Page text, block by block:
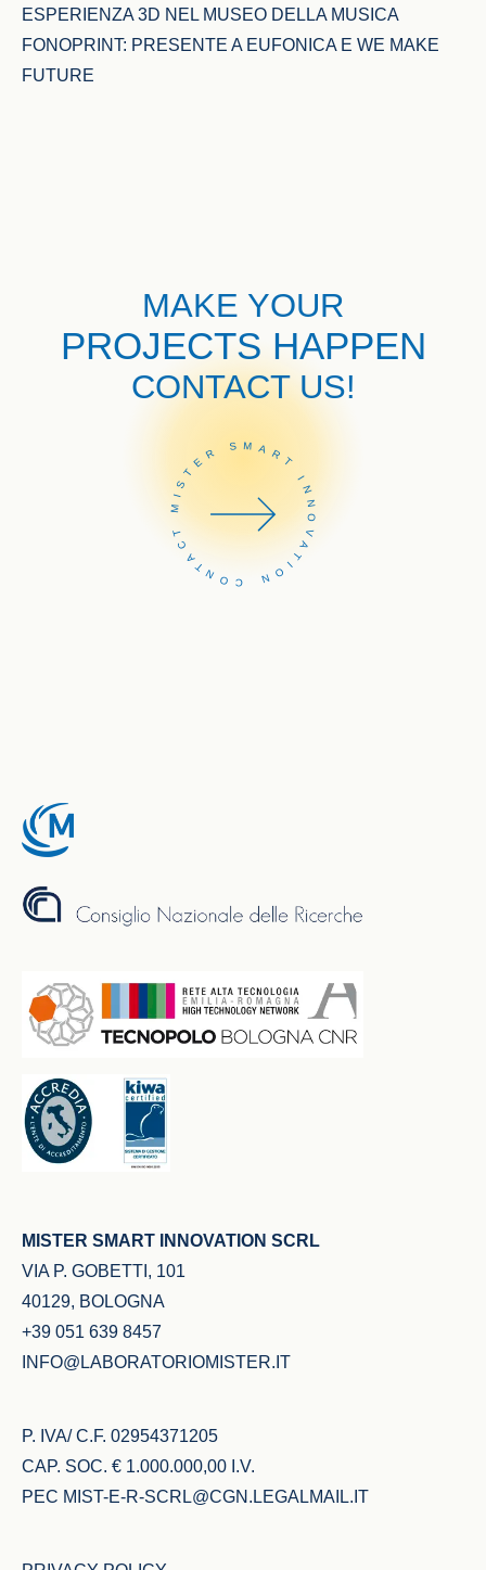
ESPERIENZA 3D NEL MUSEO DELLA MUSICA
FONOPRINT: PRESENTE A EUFONICA E WE MAKE
FUTURE
MAKE YOUR
PROJECTS HAPPEN
CONTACT US!
CONTACT MISTER SMART INNOVATION
MISTER SMART INNOVATION SCRL
VIA P. GOBETTI, 101
40129, BOLOGNA
+39 051 639 8457
INFO@LABORATORIOMISTER.IT
P. IVA/ C.F. 02954371205
CAP. SOC. € 1.000.000,00 I.V.
PEC MIST-E-R-SCRL@CGN.LEGALMAIL.IT